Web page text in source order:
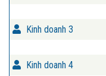
Kinh doanh 3
Kinh doanh 4